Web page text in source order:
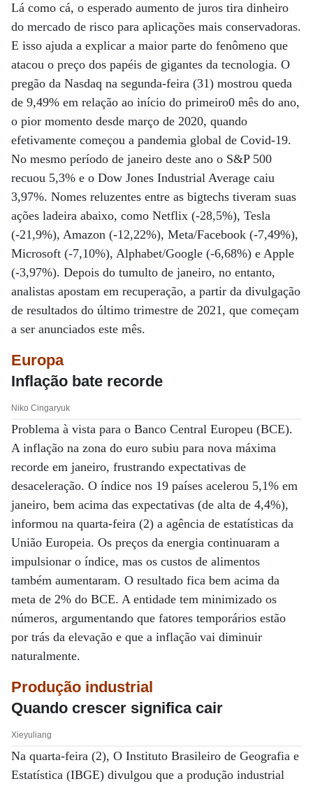
Lá como cá, o esperado aumento de juros tira dinheiro
do mercado de risco para aplicações mais conservadoras.
E isso ajuda a explicar a maior parte do fenômeno que
atacou o preço dos papéis de gigantes da tecnologia. O
pregão da Nasdaq na segunda-feira (31) mostrou queda
de 9,49% em relação ao início do primeiro0 mês do ano,
o pior momento desde março de 2020, quando
efetivamente começou a pandemia global de Covid-19.
No mesmo período de janeiro deste ano o S&P 500
recuou 5,3% e o Dow Jones Industrial Average caiu
3,97%. Nomes reluzentes entre as bigtechs tiveram suas
ações ladeira abaixo, como Netflix (-28,5%), Tesla
(-21,9%), Amazon (-12,22%), Meta/Facebook (-7,49%),
Microsoft (-7,10%), Alphabet/Google (-6,68%) e Apple
(-3,97%). Depois do tumulto de janeiro, no entanto,
analistas apostam em recuperação, a partir da divulgação
de resultados do último trimestre de 2021, que começam
a ser anunciados este mês.
Europa
Inflação bate recorde
Niko Cingaryuk
Problema à vista para o Banco Central Europeu (BCE).
A inflação na zona do euro subiu para nova máxima
recorde em janeiro, frustrando expectativas de
desaceleração. O índice nos 19 países acelerou 5,1% em
janeiro, bem acima das expectativas (de alta de 4,4%),
informou na quarta-feira (2) a agência de estatísticas da
União Europeia. Os preços da energia continuaram a
impulsionar o índice, mas os custos de alimentos
também aumentaram. O resultado fica bem acima da
meta de 2% do BCE. A entidade tem minimizado os
números, argumentando que fatores temporários estão
por trás da elevação e que a inflação vai diminuir
naturalmente.
Produção industrial
Quando crescer significa cair
Xieyuliang
Na quarta-feira (2), O Instituto Brasileiro de Geografia e
Estatística (IBGE) divulgou que a produção industrial